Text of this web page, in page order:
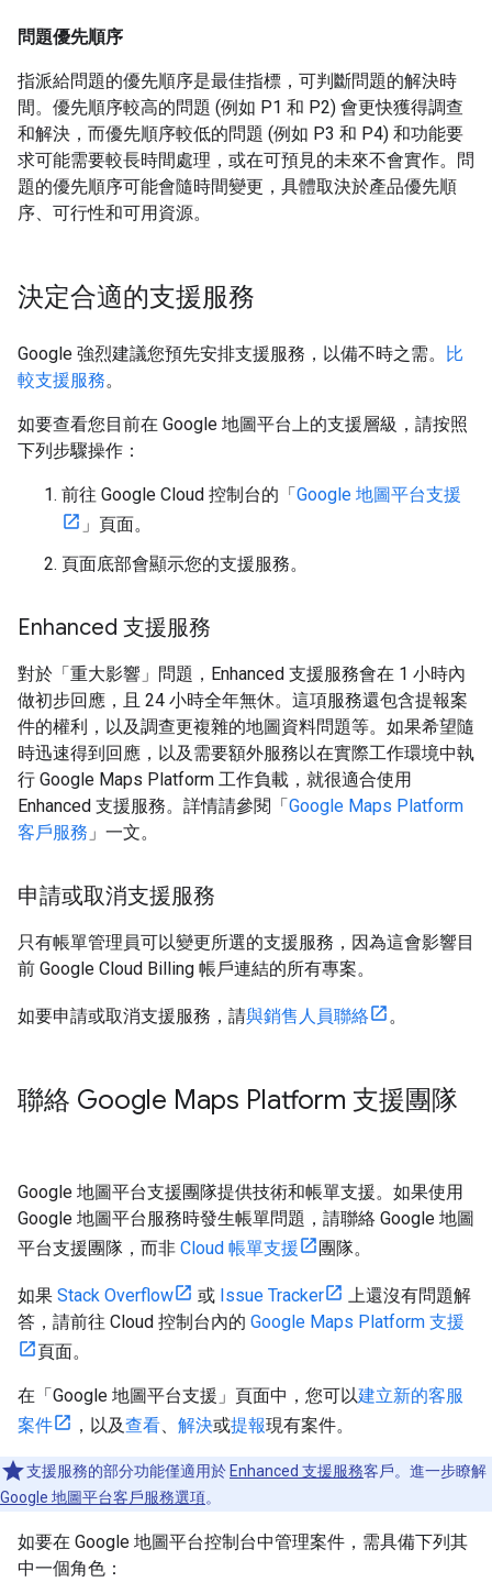
問題優先順序
指派給問題的優先順序是最佳指標，可判斷問題的解決時
間。優先順序較高的問題 (例如 P1 和 P2) 會更快獲得調查
和解決，而優先順序較低的問題 (例如 P3 和 P4) 和功能要
求可能需要較長時間處理，或在可預見的未來不會實作。問
題的優先順序可能會隨時間變更，具體取決於產品優先順
序、可行性和可用資源。
決定合適的支援服務
Google 強烈建議您預先安排支援服務，以備不時之需。
比
較支援服務。
如要查看您目前在 Google 地圖平台上的支援層級，請按照
下列步驟操作：
前往 Google Cloud 控制台的「Google 地圖平台支援
」頁面。
頁面底部會顯示您的支援服務。
Enhanced 支援服務
對於「重大影響」問題，Enhanced 支援服務會在 1 小時內
做初步回應，且 24 小時全年無休。這項服務還包含提報案
件的權利，以及調查更複雜的地圖資料問題等。如果希望隨
時迅速得到回應，以及需要額外服務以在實際工作環境中執
行 Google Maps Platform 工作負載，就很適合使用
Enhanced 支援服務。詳情請參閱「Google Maps Platform
客戶服務 」一文。
申請或取消支援服務
只有帳單管理員可以變更所選的支援服務，因為這會影響目
前 Google Cloud Billing 帳戶連結的所有專案。
如要申請或取消支援服務，請與銷售人員聯絡 。
聯絡 Google Maps Platform 支援團隊
Google 地圖平台支援團隊提供技術和帳單支援。如果使用
Google 地圖平台服務時發生帳單問題，請聯絡 Google 地圖
平台支援團隊，而非 Cloud 帳單支援 團隊。
如果 Stack Overflow 或 Issue Tracker
上還沒有問題解
答，請前往 Cloud 控制台內的 Google Maps Platform 支援
頁面。
在「Google 地圖平台支援」頁面中，您可以建立新的客服
案件
，以及查看 解決或提報現有案件。
支援服務的部分功能僅適用於 Enhanced 支援服務客戶。進一步瞭解
Google 地圖平台客戶服務選項。
如要在 Google 地圖平台控制台中管理案件，需具備下列其
中一個角色：